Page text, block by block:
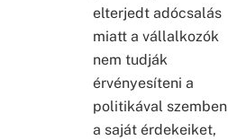
elterjedt adócsalás
miatt a vállalkozók
nem tudják
érvényesíteni a
politikával szemben
a saját érdekeiket,